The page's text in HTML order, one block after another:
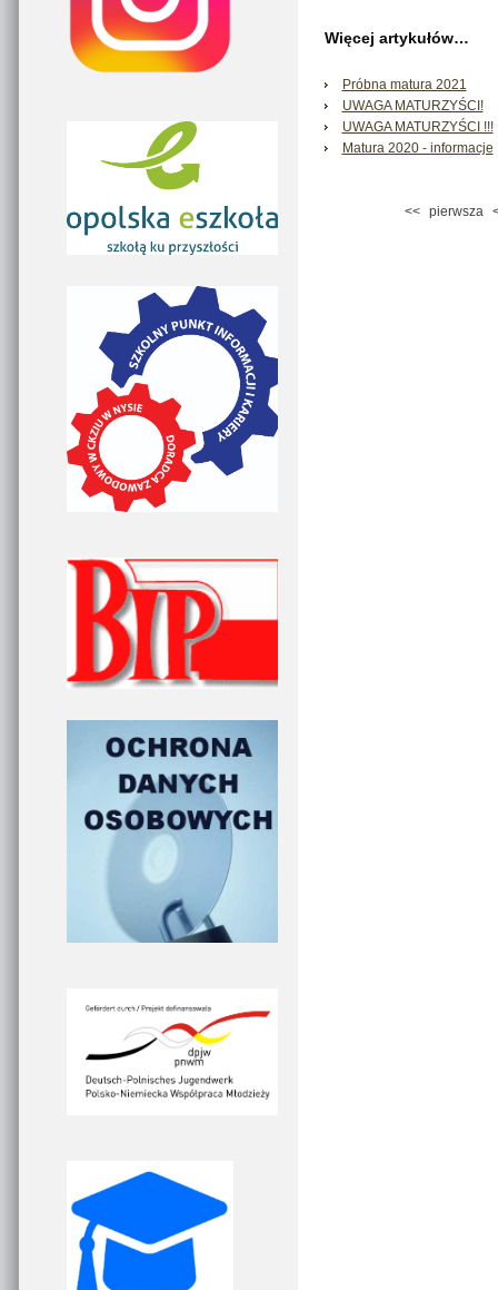
Więcej artykułów…
Próbna matura 2021
UWAGA MATURZYŚCI!
UWAGA MATURZYŚCI !!!
Matura 2020 - informacje
<< pierwsza